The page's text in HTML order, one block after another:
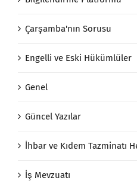
Çarşamba'nın Sorusu
Engelli ve Eski Hükümlüler
Genel
Güncel Yazılar
İhbar ve Kıdem Tazminatı
İş Mevzuatı